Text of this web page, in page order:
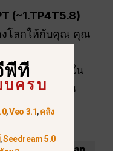
(~1.TP4T5.8)
งโลกให้กับคุณ คุณ
ดยไม่มีโฆษณา ใน
ำกัด” อย่างเป็น
พีที
ครบ
,Veo 3.1,คลิง
,Seedream 5.0